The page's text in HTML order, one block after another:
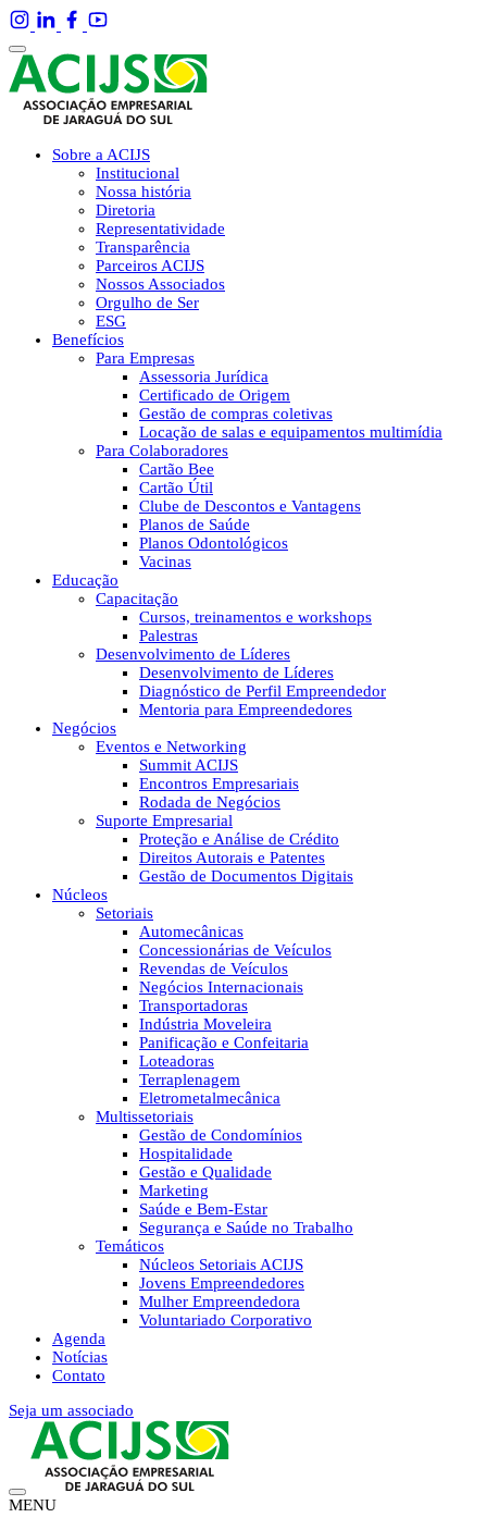
Sobre a ACIJS
Institucional
Nossa história
Diretoria
Representatividade
Transparência
Parceiros ACIJS
Nossos Associados
Orgulho de Ser
ESG
Benefícios
Para Empresas
Assessoria Jurídica
Certificado de Origem
Gestão de compras coletivas
Locação de salas e equipamentos multimídia
Para Colaboradores
Cartão Bee
Cartão Útil
Clube de Descontos e Vantagens
Planos de Saúde
Planos Odontológicos
Vacinas
Educação
Capacitação
Cursos, treinamentos e workshops
Palestras
Desenvolvimento de Líderes
Desenvolvimento de Líderes
Diagnóstico de Perfil Empreendedor
Mentoria para Empreendedores
Negócios
Eventos e Networking
Summit ACIJS
Encontros Empresariais
Rodada de Negócios
Suporte Empresarial
Proteção e Análise de Crédito
Direitos Autorais e Patentes
Gestão de Documentos Digitais
Núcleos
Setoriais
Automecânicas
Concessionárias de Veículos
Revendas de Veículos
Negócios Internacionais
Transportadoras
Indústria Moveleira
Panificação e Confeitaria
Loteadoras
Terraplenagem
Eletrometalmecânica
Multissetoriais
Gestão de Condomínios
Hospitalidade
Gestão e Qualidade
Marketing
Saúde e Bem-Estar
Segurança e Saúde no Trabalho
Temáticos
Núcleos Setoriais ACIJS
Jovens Empreendedores
Mulher Empreendedora
Voluntariado Corporativo
Agenda
Notícias
Contato
Seja um associado
MENU